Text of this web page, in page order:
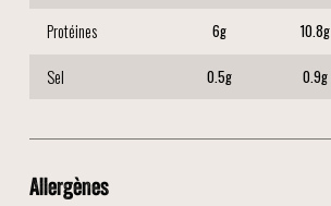
Protéines 6g 10.8g
Sel 0.5g 0.9g
Allergènes